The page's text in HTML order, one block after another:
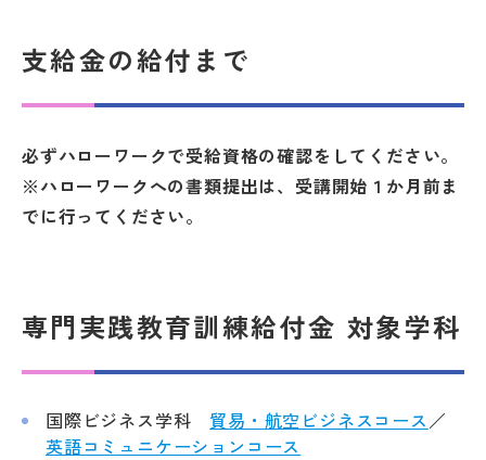
支給金の給付まで
必ずハローワークで受給資格の確認をしてください。
※ハローワークへの書類提出は、受講開始１か月前ま
でに行ってください。
専門実践教育訓練給付金 対象学科
国際ビジネス学科 貿易・航空ビジネスコース／
英語コミュニケーションコース